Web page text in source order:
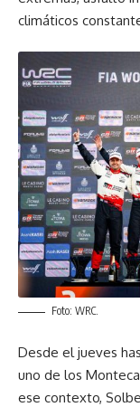
climáticos
Foto: WRC.
Desde el jueves
uno de los
ese contexto,